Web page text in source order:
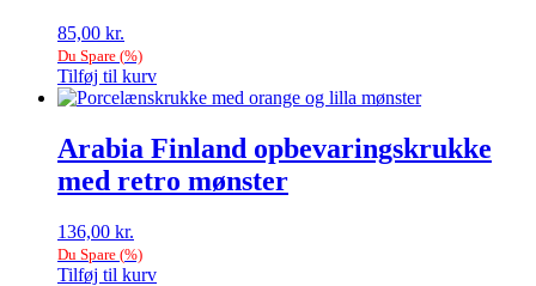
85,00 kr.
Du Spare (%)
Tilføj til kurv
Arabia Finland opbevaringskrukke
med retro mønster
136,00 kr.
Du Spare (%)
Tilføj til kurv